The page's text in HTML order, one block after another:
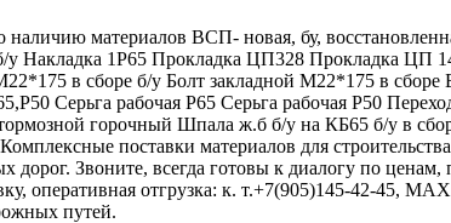
материалов ВСП- новая, бу,
у Накладка 1Р65 Прокладка ЦП328 Прокладка
в сборе б/у Болт закладной М22*175 в
Серьга рабочая Р65 Серьга рабочая Р50
горочный Шпала ж.б б/у на КБ65 б/у в
поставки материалов для
дорог. Звоните, всегда готовы к диалогу по
оперативная отгрузка: к. т.+7(905)145-42-45,
путей.